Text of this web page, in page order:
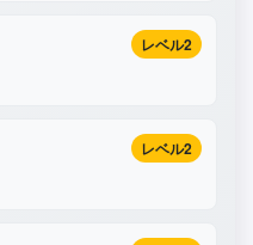
レベル2
レベル2